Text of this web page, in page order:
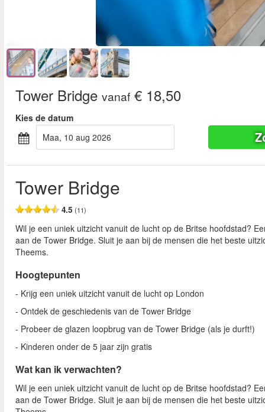
Tower Bridge vanaf € 18,50
Kies de datum
maa, 10 aug 2026
Tower Bridge
4.5 (11)
Wil je een uniek uitzicht vanuit de lucht op de Britse hoofdstad?
aan de Tower Bridge. Sluit je aan bij de mensen die het beste
Theems.
Hoogtepunten
- Krijg een uniek uitzicht vanuit de lucht op London
- Ontdek de geschiedenis van de Tower Bridge
- Probeer de glazen loopbrug van de Tower Bridge (als je durft!)
- Kinderen onder de 5 jaar zijn gratis
Wat kan ik verwachten?
Wil je een uniek uitzicht vanuit de lucht op de Britse hoofdstad?
aan de Tower Bridge. Sluit je aan bij de mensen die het beste